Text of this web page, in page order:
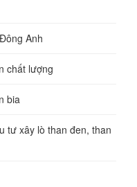
Anh
chất lượng
bia
tư xây lò than đen, than